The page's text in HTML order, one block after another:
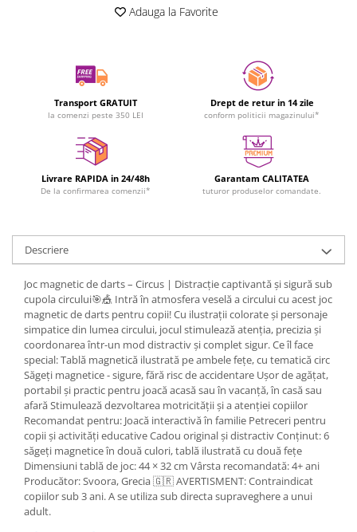
Adauga la Favorite
Transport GRATUIT
la comenzi peste 350 LEI
Drept de retur in 14 zile
conform politicii magazinului*
Livrare RAPIDA in 24/48h
De la confirmarea comenzii*
Garantam CALITATEA
tuturor produselor comandate.
Descriere
Joc magnetic de darts – Circus | Distracție captivantă și sigură sub
cupola circului🎯🎪 Intră în atmosfera veselă a circului cu acest joc
magnetic de darts pentru copii! Cu ilustrații colorate și personaje
simpatice din lumea circului, jocul stimulează atenția, precizia și
coordonarea într-un mod distractiv și complet sigur. Ce îl face
special: Tablă magnetică ilustrată pe ambele fețe, cu tematică circ
Săgeți magnetice - sigure, fără risc de accidentare Ușor de agățat,
portabil și practic pentru joacă acasă sau în vacanță, în casă sau
afară Stimulează dezvoltarea motricității și a atenției copiilor
Recomandat pentru: Joacă interactivă în familie Petreceri pentru
copii și activități educative Cadou original și distractiv Conținut: 6
săgeți magnetice în două culori, tablă ilustrată cu două fețe
Dimensiuni tablă de joc: 44 × 32 cm Vârsta recomandată: 4+ ani
Producător: Svoora, Grecia 🇬🇷 AVERTISMENT: Contraindicat
copiilor sub 3 ani. A se utiliza sub directa supraveghere a unui
adult.